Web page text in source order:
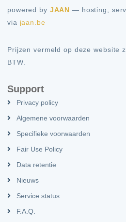
powered by JAAN — hosting,
via jaan.be
Prijzen vermeld op deze website
BTW.
Support
Privacy policy
Algemene voorwaarden
Specifieke voorwaarden
Fair Use Policy
Data retentie
Nieuws
Service status
F.A.Q.